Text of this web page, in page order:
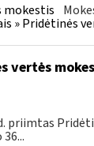
mokestis
» Pridėtinės
vertės
priimtas